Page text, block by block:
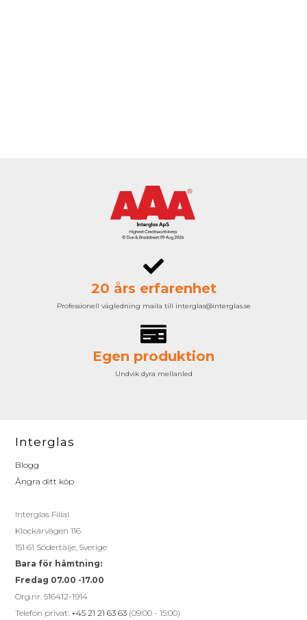
20 års erfarenhet
Professionell vägledning maila till interglas@interglas.se
Egen produktion
Undvik dyra mellanled
Interglas
Blogg
Ångra ditt köp
Interglas Filial
Klockarvägen 116
151 61 Södertälje, Sverige
Bara för hämtning:
Fredag 07.00 -17.00
Org.nr. 516412-1914
Telefon privat: +45 21 21 63 63 (09:00 - 15:00)